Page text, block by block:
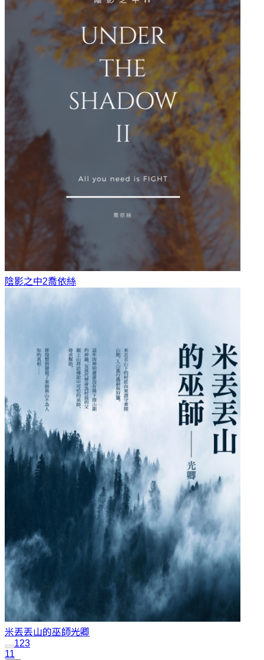
陰影之中2喬依絲
米丟丟山的巫師光卿
123
11